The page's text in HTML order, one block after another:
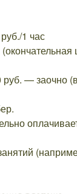
1 час
— заочно